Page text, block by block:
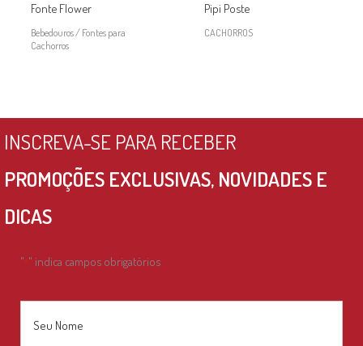
Fonte Flower
Bebedouros / Fontes para
Cachorros
Pipi Poste
CACHORROS
INSCREVA-SE PARA RECEBER
PROMOÇÕES EXCLUSIVAS, NOVIDADES E
DICAS
"*" indica campos obrigatórios
Nome